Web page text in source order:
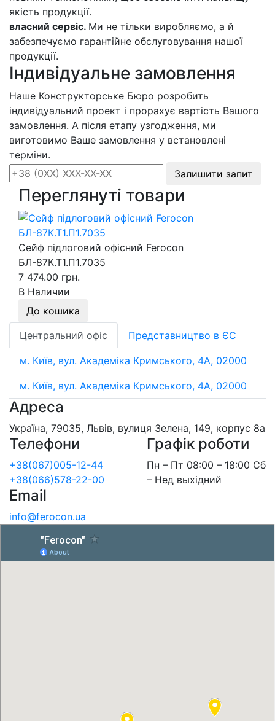
якість продукції.
власний сервіс. Ми не тільки виробляємо, а й
забезпечуємо гарантійне обслуговування нашої
продукції.
Індивідуальне замовлення
Наше Конструкторське Бюро розробить
індивідуальний проект і прорахує вартість Вашого
замовлення. А після етапу узгодження, ми
виготовимо Ваше замовлення у встановлені
терміни.
Залишити запит
Переглянуті товари
Сейф підлоговий офісний Ferocon
БЛ-87К.Т1.П1.7035
7 474.00 грн.
В Наличии
До кошика
Центральний офіс
Представництво в ЄС
м. Київ, вул. Академіка Кримського, 4А, 02000
м. Київ, вул. Академіка Кримського, 4А, 02000
Адреса
Україна, 79035, Львів, вулиця Зелена, 149, корпус 8а
Телефони
+38(067)005-12-44
+38(066)578-22-00
Графік роботи
Пн – Пт 08:00 – 18:00 Сб
– Нед выхідний
Email
info@ferocon.ua